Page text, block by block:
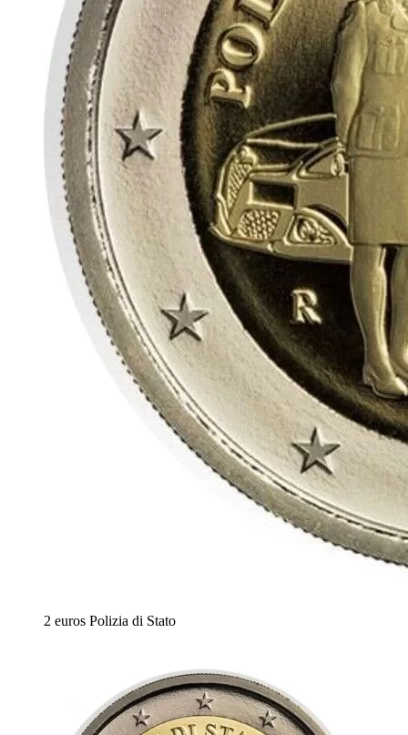
2 euros Polizia di Stato